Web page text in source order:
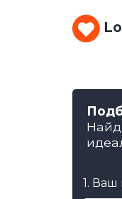
1. Ваш